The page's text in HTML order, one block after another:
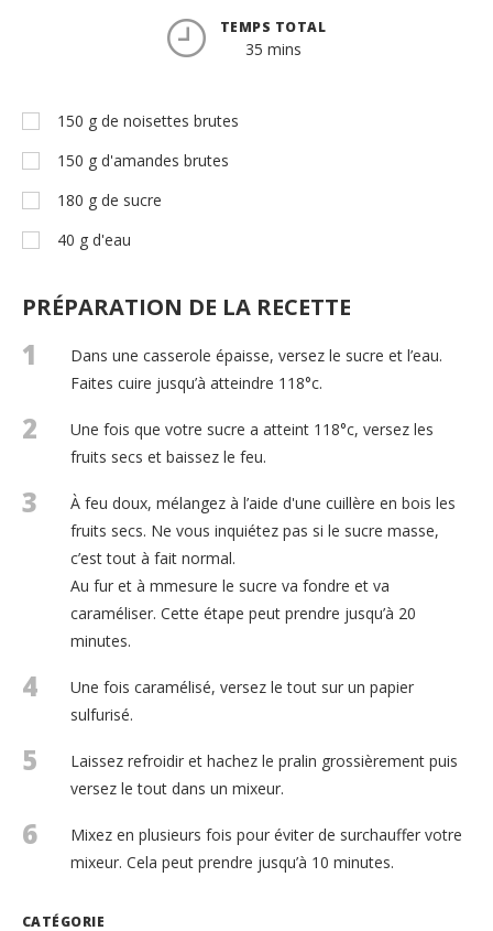
TEMPS TOTAL
35 mins
150 g de noisettes brutes
150 g d'amandes brutes
180 g de sucre
40 g d'eau
PRÉPARATION DE LA RECETTE
1
Dans une casserole épaisse, versez le sucre et l’eau.
Faites cuire jusqu’à atteindre 118°c.
2
Une fois que votre sucre a atteint 118°c, versez les
fruits secs et baissez le feu.
3
À feu doux, mélangez à l’aide d'une cuillère en bois les
fruits secs. Ne vous inquiétez pas si le sucre masse,
c’est tout à fait normal.
Au fur et à mmesure le sucre va fondre et va
caraméliser. Cette étape peut prendre jusqu’à 20
minutes.
4
Une fois caramélisé, versez le tout sur un papier
sulfurisé.
5
Laissez refroidir et hachez le pralin grossièrement puis
versez le tout dans un mixeur.
6
Mixez en plusieurs fois pour éviter de surchauffer votre
mixeur. Cela peut prendre jusqu’à 10 minutes.
CATÉGORIE